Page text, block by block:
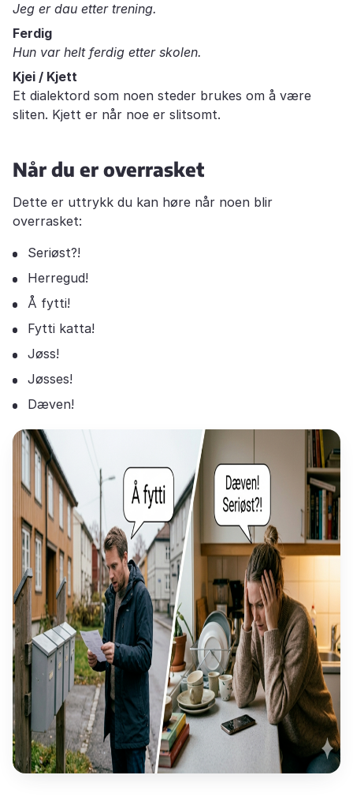
Jeg er dau etter trening.
Ferdig
Hun var helt ferdig etter skolen.
Kjei / Kjett
Et dialektord som noen steder brukes om å være
sliten. Kjett er når noe er slitsomt.
Når du er overrasket
Dette er uttrykk du kan høre når noen blir
overrasket:
Seriøst?!
Herregud!
Å fytti!
Fytti katta!
Jøss!
Jøsses!
Dæven!